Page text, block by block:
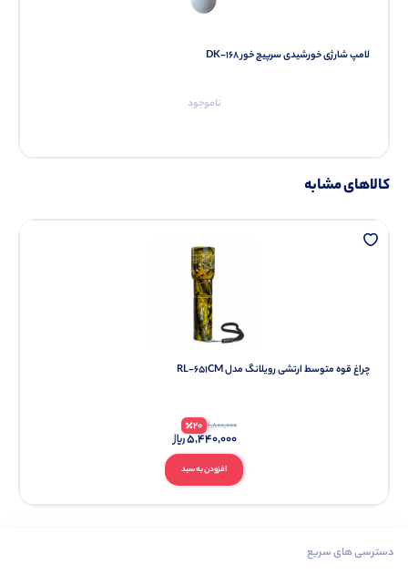
لامپ شارژی خورشیدی سرپیچ خور DK-168
ناموجود
کالاهای مشابه
چراغ قوه متوسط ارتشی رویلانگ مدل RL-651CM
افزودن به سبد
6,800,000
20
5,440,000
دسترسی های سریع